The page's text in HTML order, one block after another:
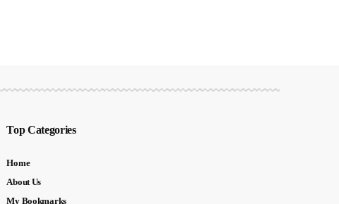
Top Categories
Home
About Us
My Bookmarks